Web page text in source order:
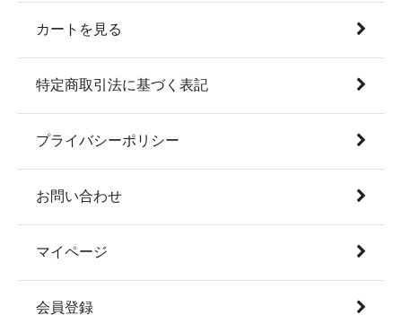
カートを見る
特定商取引法に基づく表記
プライバシーポリシー
お問い合わせ
マイページ
会員登録